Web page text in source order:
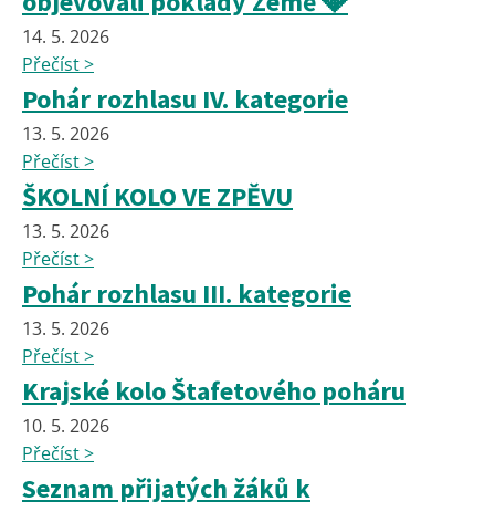
14. 5. 2026
Přečíst >
Pohár rozhlasu IV. kategorie
13. 5. 2026
Přečíst >
ŠKOLNÍ KOLO VE ZPĚVU
13. 5. 2026
Přečíst >
Pohár rozhlasu III. kategorie
13. 5. 2026
Přečíst >
Krajské kolo Štafetového poháru
10. 5. 2026
Přečíst >
Seznam přijatých žáků k